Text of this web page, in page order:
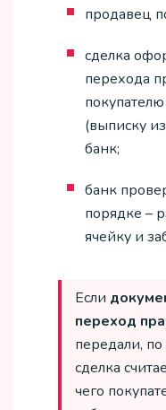
продавец
сделка
перехода
(выписку
банк;
банк
порядке –
ячейку и
Если
переход
передали,
сделка
чего